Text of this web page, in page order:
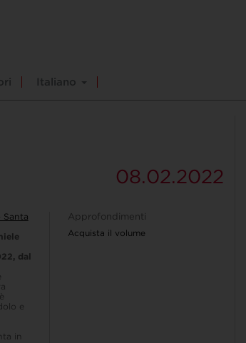
Italiano
08.02.2022
Santa
dal
e
in
Approfondimenti
Acquista il volume